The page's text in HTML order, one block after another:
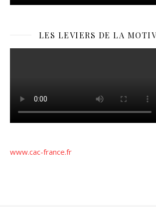
LES LEVIERS DE LA
www.cac-france.fr